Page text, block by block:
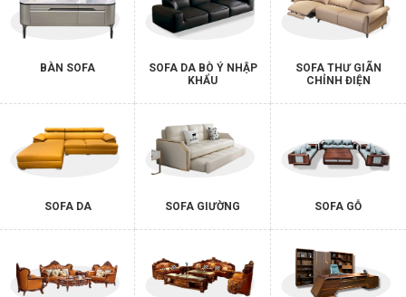
BÀN SOFA
SOFA DA BÒ Ý NHẬP
KHẨU
SOFA THƯ GIÃN
CHỈNH ĐIỆN
SOFA DA SOFA GIƯỜNG SOFA GỖ